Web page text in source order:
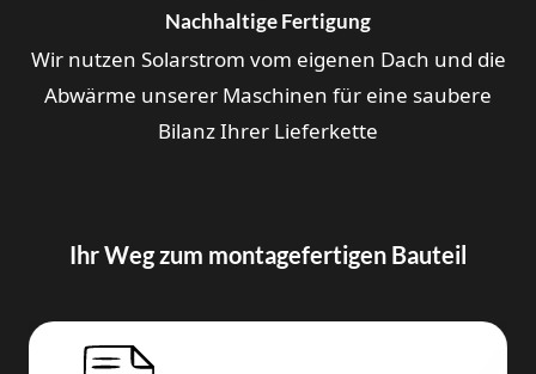
Nachhaltige Fertigung
Wir nutzen Solarstrom vom eigenen Dach und die
Abwärme unserer Maschinen für eine saubere
Bilanz Ihrer Lieferkette
Ihr Weg zum montagefertigen Bauteil